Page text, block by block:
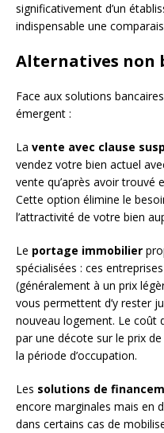
significativement d’un
indispensable une
Alternatives non
Face aux solutions
émergent :
La vente avec clause
vendez votre bien actuel
vente qu’après avoir trouvé
Cette option élimine le
l’attractivité de votre bien
Le portage immobilier
spécialisées : ces
(généralement à un prix
vous permettent d’y rester
nouveau logement. Le coût
par une décote sur le prix
la période d’occupation.
Les solutions de
encore marginales mais en
dans certains cas de